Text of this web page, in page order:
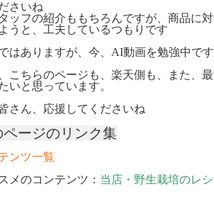
さいね
ッフの紹介ももちろんですが、商品に
うと、工夫しているつもりです
はありますが、今、AI動画を勉強中です
こちらのページも、楽天側も、また、
いと思っています。
さん、応援してくださいね
ージのリンク集
ンツ一覧
メのコンテンツ： 当店・野生栽培のレ